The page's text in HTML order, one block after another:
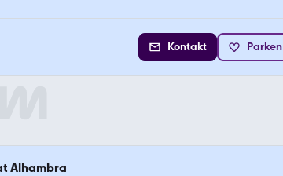
Kontakt Parken
Alhambra